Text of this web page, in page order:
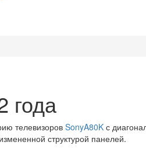
года
телевизоров SonyA80K с
структурой панелей.